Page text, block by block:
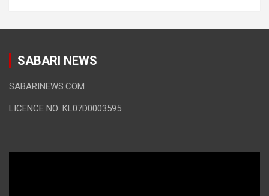
SABARI NEWS
SABARINEWS.COM
LICENCE NO: KL07D0003595